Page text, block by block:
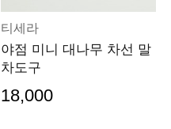
티세라
야점 미니 대나무 차선 말
차도구
18,000